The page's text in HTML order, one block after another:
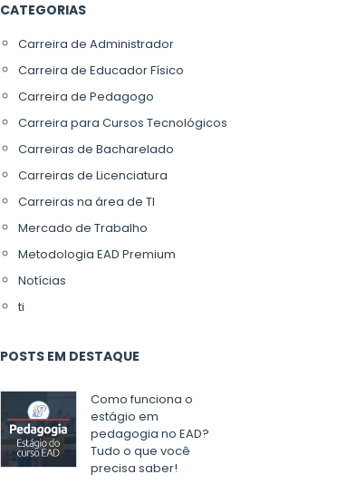
CATEGORIAS
Carreira de Administrador
Carreira de Educador Físico
Carreira de Pedagogo
Carreira para Cursos Tecnológicos
Carreiras de Bacharelado
Carreiras de Licenciatura
Carreiras na área de TI
Mercado de Trabalho
Metodologia EAD Premium
Notícias
ti
POSTS EM DESTAQUE
Como funciona o
estágio em
pedagogia no EAD?
Tudo o que você
precisa saber!